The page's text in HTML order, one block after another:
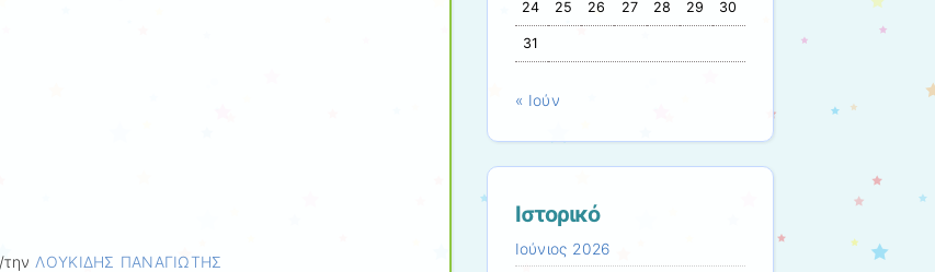
ΛΟΥΚΙΔΗΣ ΠΑΝΑΓΙΩΤΗΣ
24 25 26 27 28 29 30
31
« Ιούν
Ιστορικό
Ιούνιος 2026